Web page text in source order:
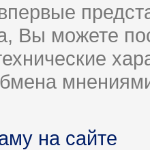
Вы можете
на сайте